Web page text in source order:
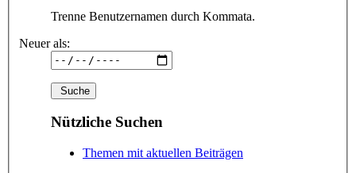
Trenne Benutzernamen durch Kommata.
Neuer als:
Nützliche Suchen
Themen mit aktuellen Beiträgen